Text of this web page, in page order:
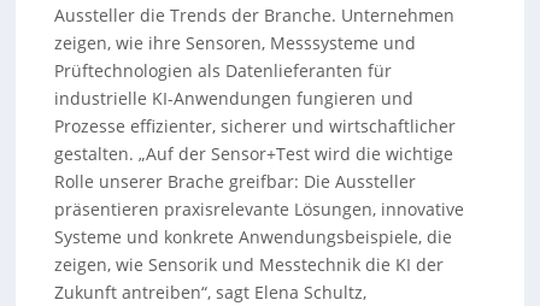
Aussteller die Trends der Branche. Unternehmen
zeigen, wie ihre Sensoren, Messsysteme und
Prüftechnologien als Datenlieferanten für
industrielle KI-Anwendungen fungieren und
Prozesse effizienter, sicherer und wirtschaftlicher
gestalten. „Auf der Sensor+Test wird die wichtige
Rolle unserer Brache greifbar: Die Aussteller
präsentieren praxisrelevante Lösungen, innovative
Systeme und konkrete Anwendungsbeispiele, die
zeigen, wie Sensorik und Messtechnik die KI der
Zukunft antreiben“, sagt Elena Schultz,